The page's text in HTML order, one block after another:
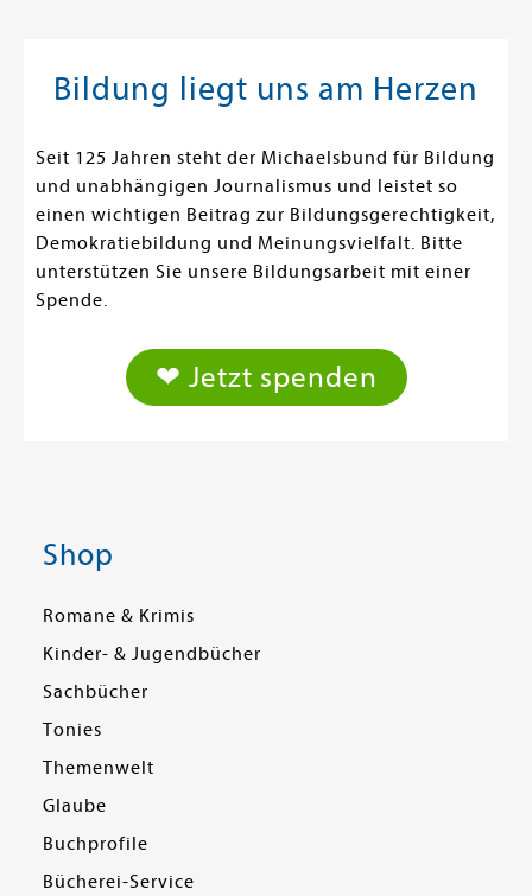
Bildung liegt uns am Herzen
Seit 125 Jahren steht der Michaelsbund für Bildung
und unabhängigen Journalismus und leistet so
einen wichtigen Beitrag zur Bildungsgerechtigkeit,
Demokratiebildung und Meinungsvielfalt. Bitte
unterstützen Sie unsere Bildungsarbeit mit einer
Spende.
❤ Jetzt spenden
Shop
Romane & Krimis
Kinder- & Jugendbücher
Sachbücher
Tonies
Themenwelt
Glaube
Buchprofile
Bücherei-Service